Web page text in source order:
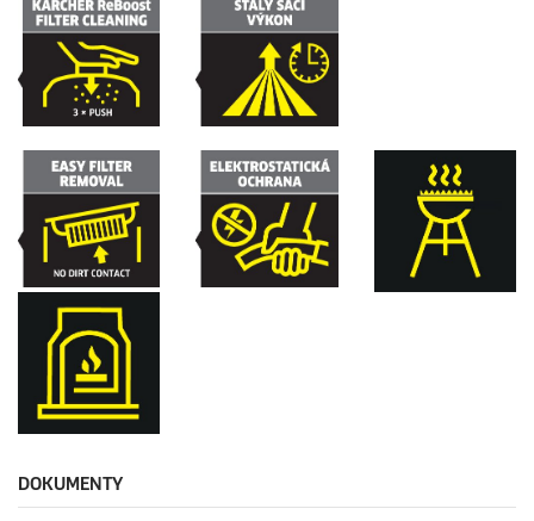
DOKUMENTY